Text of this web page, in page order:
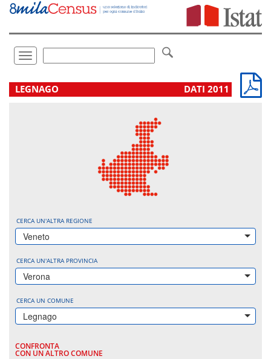
Vai
direttamente
Toggle
navigation
LEGNAGO DATI 2011
CERCA UN'ALTRA REGIONE
Veneto
CERCA UN'ALTRA PROVINCIA
Verona
CERCA UN COMUNE
Legnago
CONFRONTA
CON UN ALTRO COMUNE